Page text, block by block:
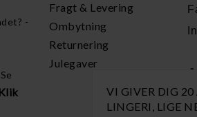
VI GIVER DIG 20
LINGERI, LIGE
-
Klik
Fragt & Levering
Ombytning
Returnering
Julegaver